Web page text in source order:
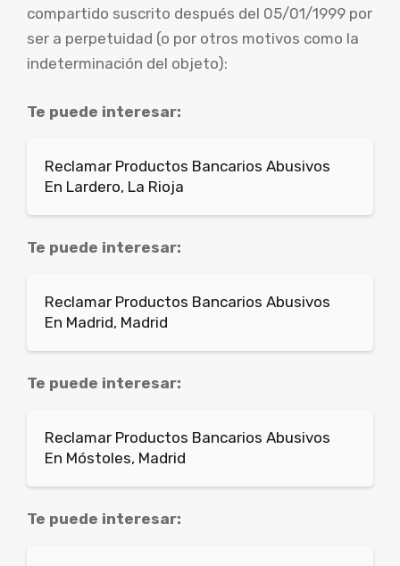
compartido suscrito después del 05/01/1999 por
ser a perpetuidad (o por otros motivos como la
indeterminación del objeto):
Te puede interesar:
Reclamar Productos Bancarios Abusivos
En Lardero, La Rioja
Te puede interesar:
Reclamar Productos Bancarios Abusivos
En Madrid, Madrid
Te puede interesar:
Reclamar Productos Bancarios Abusivos
En Móstoles, Madrid
Te puede interesar: